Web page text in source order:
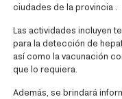
ciudades de la provincia .
Las actividades incluyen
para la detección de
así como la vacunación
que lo requiera.
Además, se brindará